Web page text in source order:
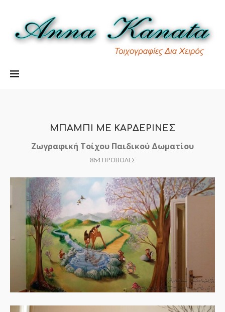
ΜΠΑΜΠΙ ΜΕ ΚΑΡΔΕΡΙΝΕΣ
Ζωγραφική Τοίχου Παιδικού Δωματίου
864ΠΡΟΒΟΛΕΣ